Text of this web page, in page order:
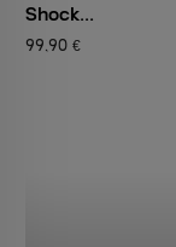
Shock...
99,90 €